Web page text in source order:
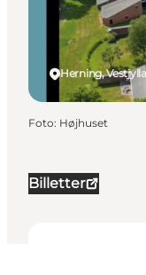
Billetter
Herning,
Foto: Højhuset